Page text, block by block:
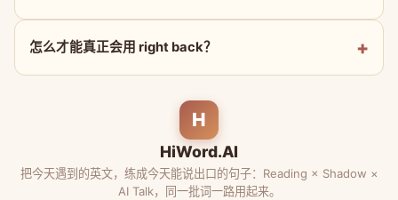
怎么才能真正会用 right back？
H
HiWord.AI
把今天遇到的英文，练成今天能说出口的句子：Reading × Shadow ×
AI Talk，同一批词一路用起来。